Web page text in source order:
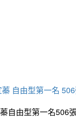
自由型第一名
自由型第一名